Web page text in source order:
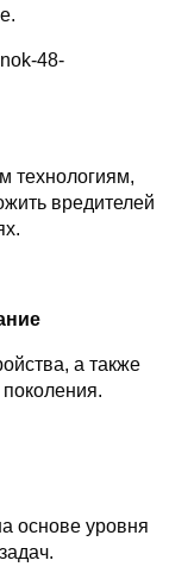
технологиям,
вредителей
а также
основе уровня